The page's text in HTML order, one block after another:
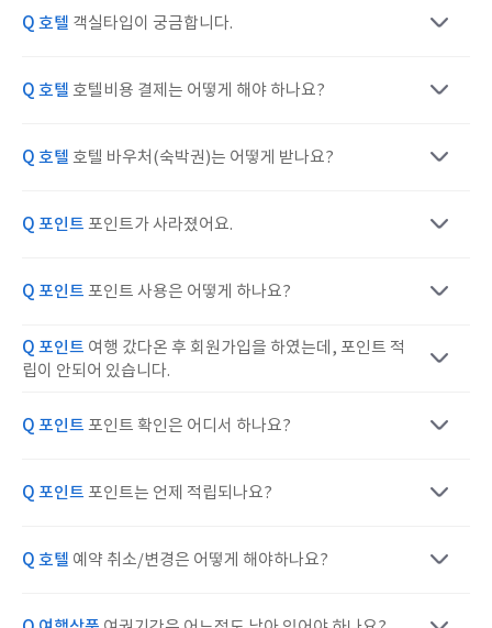
Q 호텔 객실타입이 궁금합니다.
Q 호텔 호텔비용 결제는 어떻게 해야 하나요?
Q 호텔 호텔 바우처(숙박권)는 어떻게 받나요?
Q 포인트 포인트가 사라졌어요.
Q 포인트 포인트 사용은 어떻게 하나요?
Q 포인트 여행 갔다온 후 회원가입을 하였는데, 포인트 적
립이 안되어 있습니다.
Q 포인트 포인트 확인은 어디서 하나요?
Q 포인트 포인트는 언제 적립되나요?
Q 호텔 예약 취소/변경은 어떻게 해야하나요?